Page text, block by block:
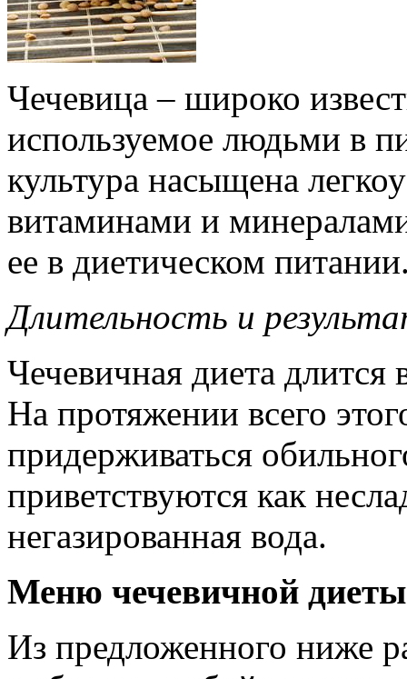
Чечевица – широко
используемое людьми в
культура насыщена
витаминами и
ее в диетическом
Длительность и
Чечевичная диета длится
На протяжении всего
придерживаться
приветствуются как
негазированная вода.
Меню чечевичной диеты
Из предложенного ниже